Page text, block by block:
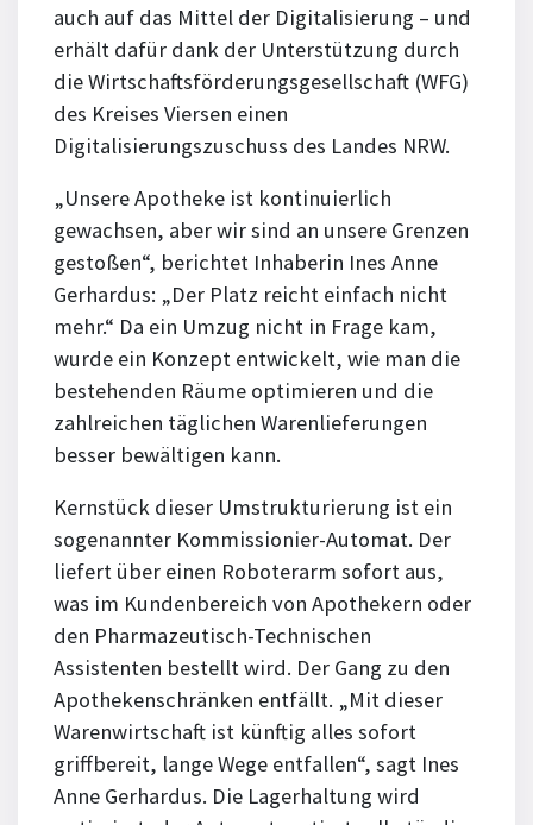
auch auf das Mittel der Digitalisierung – und
erhält dafür dank der Unterstützung durch
die Wirtschaftsförderungsgesellschaft (WFG)
des Kreises Viersen einen
Digitalisierungszuschuss des Landes NRW.
„Unsere Apotheke ist kontinuierlich
gewachsen, aber wir sind an unsere Grenzen
gestoßen“, berichtet Inhaberin Ines Anne
Gerhardus: „Der Platz reicht einfach nicht
mehr.“ Da ein Umzug nicht in Frage kam,
wurde ein Konzept entwickelt, wie man die
bestehenden Räume optimieren und die
zahlreichen täglichen Warenlieferungen
besser bewältigen kann.
Kernstück dieser Umstrukturierung ist ein
sogenannter Kommissionier-Automat. Der
liefert über einen Roboterarm sofort aus,
was im Kundenbereich von Apothekern oder
den Pharmazeutisch-Technischen
Assistenten bestellt wird. Der Gang zu den
Apothekenschränken entfällt. „Mit dieser
Warenwirtschaft ist künftig alles sofort
griffbereit, lange Wege entfallen“, sagt Ines
Anne Gerhardus. Die Lagerhaltung wird